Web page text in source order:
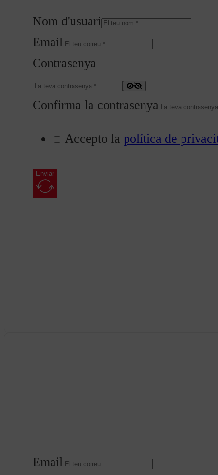
Nom d'usuari
Email
Contrasenya
Confirma la contrasenya
Accepto la política de
Enviar
Email